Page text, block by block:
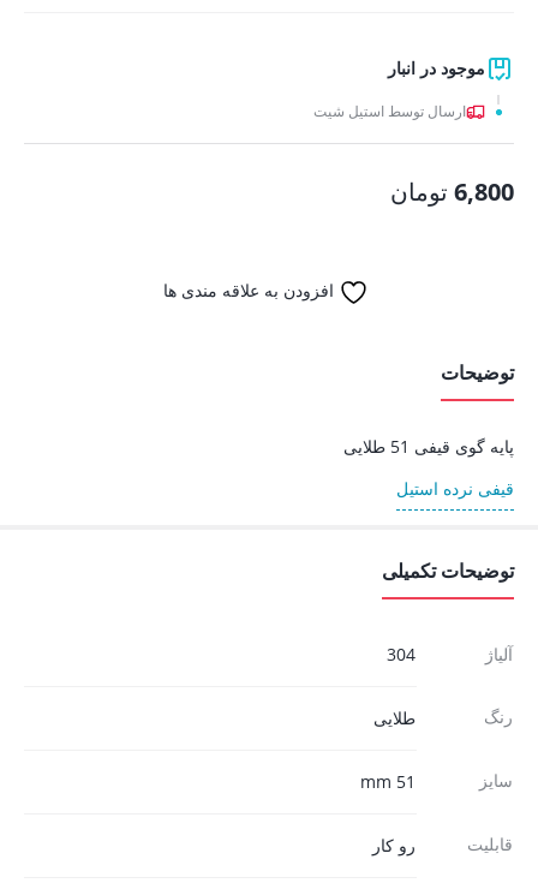
موجود در انبار
ارسال توسط استیل شیت
6,800 تومان
افزودن به علاقه مندی ها
توضیحات
پایه گوی قیفی 51 طلایی
قیفی نرده استیل
توضیحات تکمیلی
آلیاژ 304
رنگ طلایی
سایز 51 mm
قابلیت رو کار